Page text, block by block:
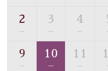
■お座敷風呂（大浴場）
温泉の成分に合わせ、防
用。 足元が柔らかく、そ
す。
※男性大浴場までのご移動
2
—
3
—
4
—
9
—
10
—
11
—